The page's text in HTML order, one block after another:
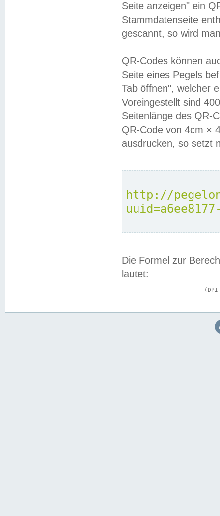
Seite anzeigen" ein
Stammdatenseite
gescannt, so wird
QR-Codes können
Seite eines Pegels
Tab öffnen", welcher
Voreingestellt sind
Seitenlänge des QR-
QR-Code von 4cm ×
ausdrucken, so setzt
http://
Die Formel zur
lautet: